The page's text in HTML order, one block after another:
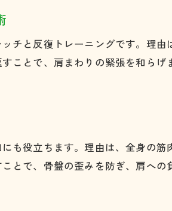
こり対策に役立つリラクゼーション
々のストレッチで心身ともに肩こ
こり解消とリラックス効果を高め
チと反復トレーニングです。理
ことで、肩まわりの緊張を和ら
も役立ちます。理由は、全身の
とで、骨盤の歪みを防ぎ、肩へ